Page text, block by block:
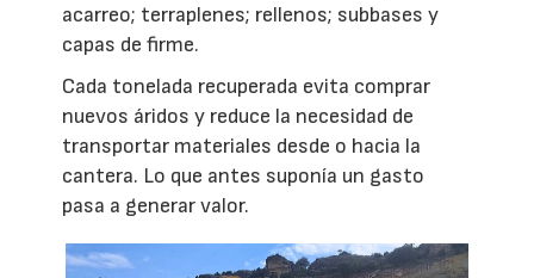
acarreo; terraplenes; rellenos; subbases y
capas de firme.
Cada tonelada recuperada evita comprar
nuevos áridos y reduce la necesidad de
transportar materiales desde o hacia la
cantera. Lo que antes suponía un gasto
pasa a generar valor.